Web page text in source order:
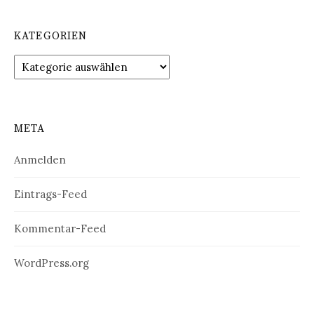
KATEGORIEN
Kategorien
META
Anmelden
Eintrags-Feed
Kommentar-Feed
WordPress.org